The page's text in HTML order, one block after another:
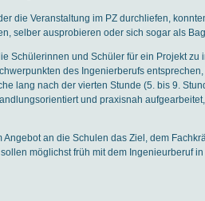
die Veranstaltung im PZ durchliefen,
selber ausprobieren oder sich sogar als
Schülerinnen und Schüler für ein Projekt
des Ingenierberufs
lang nach der vierten Stunde (5. bis 9.
und praxisnah
Angebot an die Schulen das Ziel, dem
möglichst früh mit dem Ingenieurberuf